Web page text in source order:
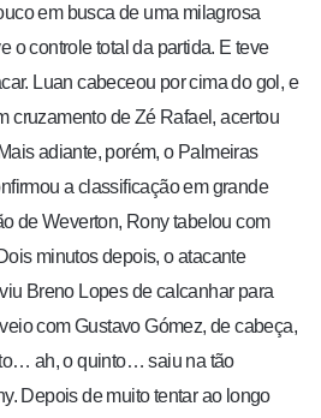
em busca de uma milagrosa
o controle total da partida. E teve
Luan cabeceou por cima do gol, e
cruzamento de Zé Rafael, acertou
adiante, porém, o Palmeiras
a classificação em grande
de Weverton, Rony tabelou com
minutos depois, o atacante
Breno Lopes de calcanhar para
com Gustavo Gómez, de cabeça,
ah, o quinto… saiu na tão
Depois de muito tentar ao longo